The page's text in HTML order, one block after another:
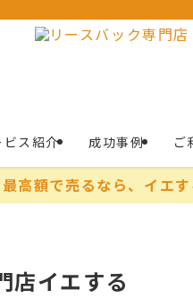
ビス紹介 成功事例 ご
最高額で売るなら、イエ
店イエする